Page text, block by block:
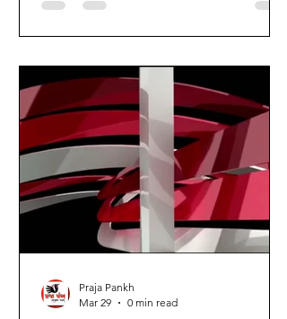
2026 ના રોજ ટેબલ ટેનિસ ટૂર્નામેન્ટનું સફળ
ઉત્સાહપૂર્વક ભાગ લીધો અને રમતિયાળ
ભાવનાનું ઉત્તમ પ્રદર્શન કર્યું. બે દિવસીય
આ સ્પર્ધામાં વિવિધ કેટેગરીમાં મેચો યોજાઈ,
જેના પરિણામ નીચે મુજબ રહ્યા
Praja Pankh
Mar 29
0 min read